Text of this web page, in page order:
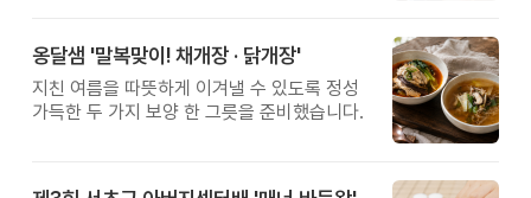
옹달샘 '말복맞이! 채개장 · 닭개장'
지친 여름을 따뜻하게 이겨낼 수 있도록 정성
가득한 두 가지 보양 한 그릇을 준비했습니다.